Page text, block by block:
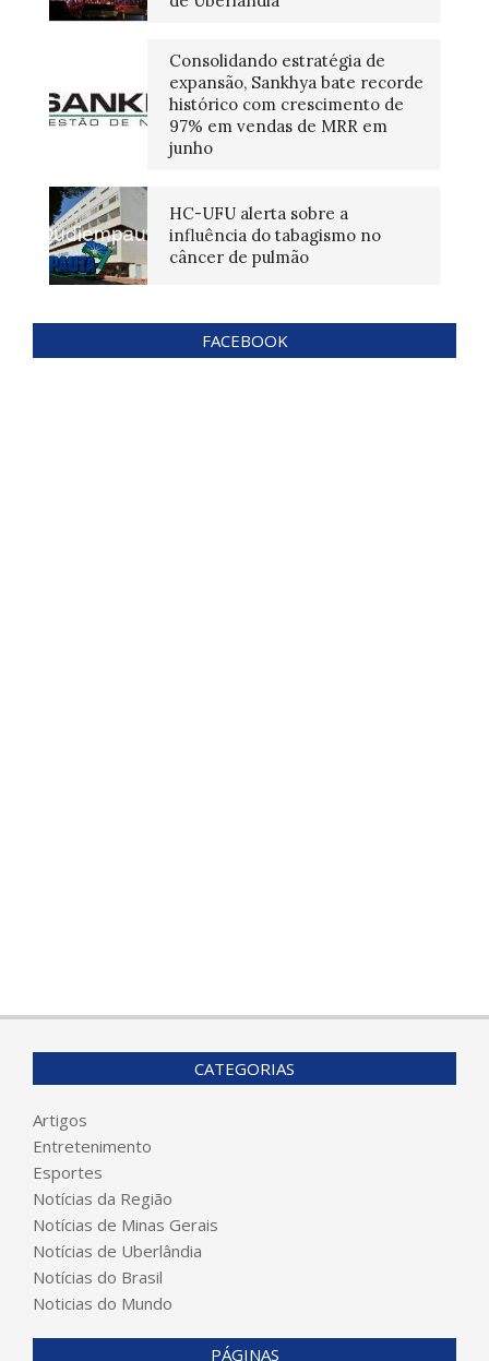
Consolidando estratégia de
expansão, Sankhya bate recorde
histórico com crescimento de
97% em vendas de MRR em
junho
HC-UFU alerta sobre a
influência do tabagismo no
câncer de pulmão
FACEBOOK
CATEGORIAS
Artigos
Entretenimento
Esportes
Notícias da Região
Notícias de Minas Gerais
Notícias de Uberlândia
Notícias do Brasil
Noticias do Mundo
PÁGINAS